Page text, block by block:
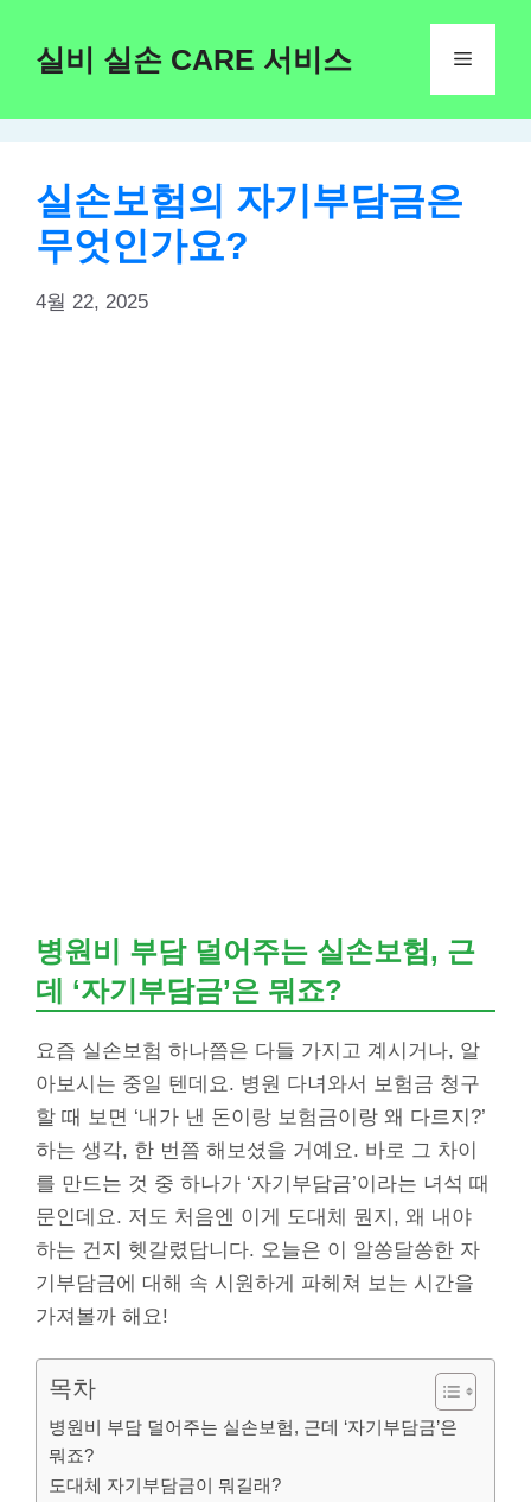
content
실비 실손 CARE 서비스 Menu
실손보험의 자기부담금은
무엇인가요?
4월 22, 2025
병원비 부담 덜어주는 실손보험, 근
데 ‘자기부담금’은 뭐죠?
요즘 실손보험 하나쯤은 다들 가지고 계시거나, 알
아보시는 중일 텐데요. 병원 다녀와서 보험금 청구
할 때 보면 ‘내가 낸 돈이랑 보험금이랑 왜 다르지?’
하는 생각, 한 번쯤 해보셨을 거예요. 바로 그 차이
를 만드는 것 중 하나가 ‘자기부담금’이라는 녀석 때
문인데요. 저도 처음엔 이게 도대체 뭔지, 왜 내야
하는 건지 헷갈렸답니다. 오늘은 이 알쏭달쏭한 자
기부담금에 대해 속 시원하게 파헤쳐 보는 시간을
가져볼까 해요!
목차
병원비 부담 덜어주는 실손보험, 근데 ‘자기부담금’은
뭐죠?
도대체 자기부담금이 뭐길래?